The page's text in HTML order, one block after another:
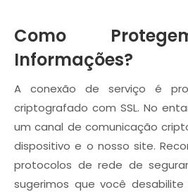
Como
Informações?
A conexão de serviço é
criptografado com SSL. No
um canal de comunicação
dispositivo e o nosso site.
protocolos de rede de
sugerimos que você